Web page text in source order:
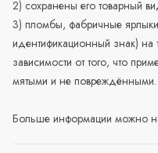
2) сохранены его товарный
3) пломбы, фабричные
идентификационный знак) на
зависимости от того, что
мятыми и не повреждёнными.
Больше информации можно